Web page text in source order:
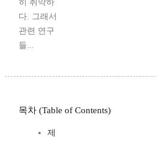
히 취약하
다. 그래서
관련 연구
들...
목차 (Table of Contents)
제